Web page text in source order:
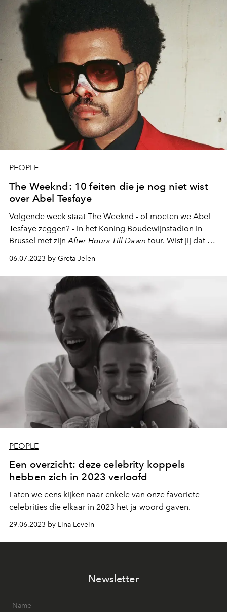
PEOPLE
The Weeknd: 10 feiten die je nog niet wist
over Abel Tesfaye
Volgende week staat The Weeknd - of moeten we Abel
Tesfaye zeggen? - in het Koning Boudewijnstadion in
Brussel met zijn After Hours Till Dawn tour. Wist jij dat dit
afgemaakt?
06.07.2023 by Greta Jelen
PEOPLE
Een overzicht: deze celebrity koppels
hebben zich in 2023 verloofd
Laten we eens kijken naar enkele van onze favoriete
celebrities die elkaar in 2023 het ja-woord gaven.
29.06.2023 by Lina Levein
Newsletter